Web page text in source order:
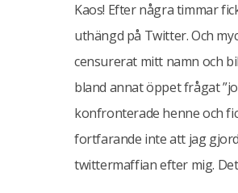
Kaos! Efter några timmar
uthängd på Twitter. Och
censurerat mitt namn och
bland annat öppet frågat
konfronterade henne och
fortfarande inte att jag
twittermaffian efter mig.